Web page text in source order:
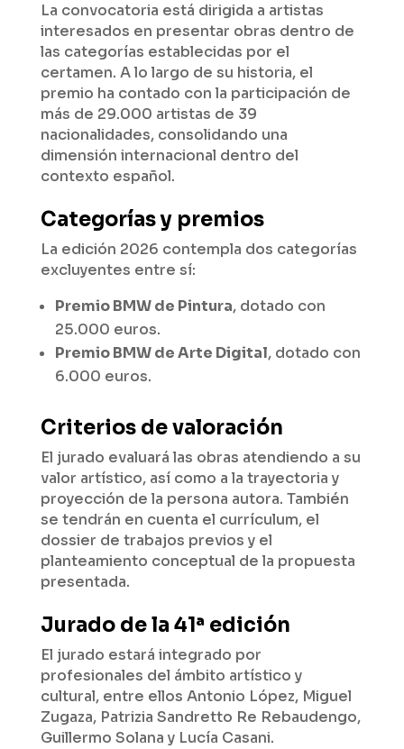
La convocatoria está dirigida a artistas
interesados en presentar obras dentro de
las categorías establecidas por el
certamen. A lo largo de su historia, el
premio ha contado con la participación de
más de 29.000 artistas de 39
nacionalidades, consolidando una
dimensión internacional dentro del
contexto español.
Categorías y premios
La edición 2026 contempla dos categorías
excluyentes entre sí:
Premio BMW de Pintura, dotado con
25.000 euros.
Premio BMW de Arte Digital, dotado con
6.000 euros.
Criterios de valoración
El jurado evaluará las obras atendiendo a su
valor artístico, así como a la trayectoria y
proyección de la persona autora. También
se tendrán en cuenta el currículum, el
dossier de trabajos previos y el
planteamiento conceptual de la propuesta
presentada.
Jurado de la 41ª edición
El jurado estará integrado por
profesionales del ámbito artístico y
cultural, entre ellos Antonio López, Miguel
Zugaza, Patrizia Sandretto Re Rebaudengo,
Guillermo Solana y Lucía Casani.